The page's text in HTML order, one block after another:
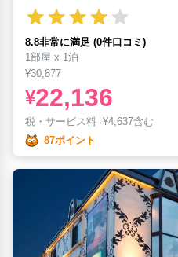
8.8非常に満足 (0件口コミ)
1部屋 x 1泊
¥30,877
¥22,136
税・サービス料 ¥4,637含む
87ポイント